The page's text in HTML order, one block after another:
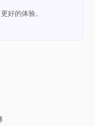
好的体验。